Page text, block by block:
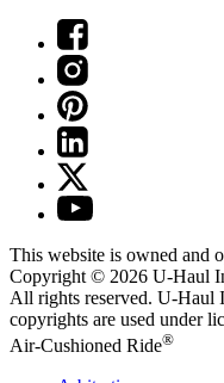
This website is owned and
Copyright © 2026 U-Haul
All rights reserved. U-Haul
copyrights are used under
Air-Cushioned Ride®